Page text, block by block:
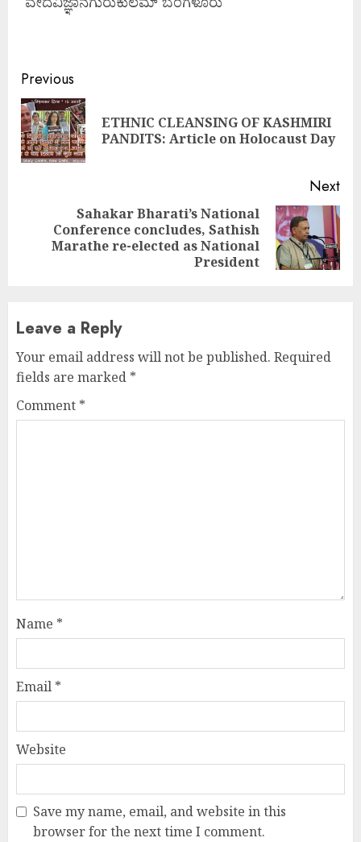
Continue
Reading
Previous
ETHNIC CLEANSING OF KASHMIRI
PANDITS: Article on Holocaust Day
Next
post:
Sahakar Bharati’s National
Conference concludes, Sathish
Marathe re-elected as National
President
Leave a Reply
Your email address will not be published. Required
fields are marked *
Comment *
Name *
Email *
Website
Save my name, email, and website in this
browser for the next time I comment.